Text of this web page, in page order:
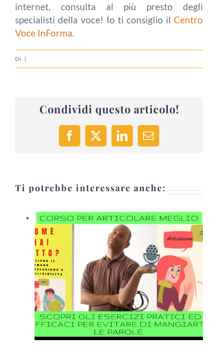
internet, consulta al più presto degli
specialisti della voce! Io ti consiglio il Centro
Voce InForma.
Di |
Condividi questo articolo!
Facebook
X LinkedInEmail
Ti potrebbe interessare anche: